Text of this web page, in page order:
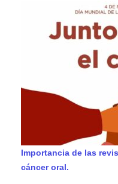
Importancia de las
cáncer oral.